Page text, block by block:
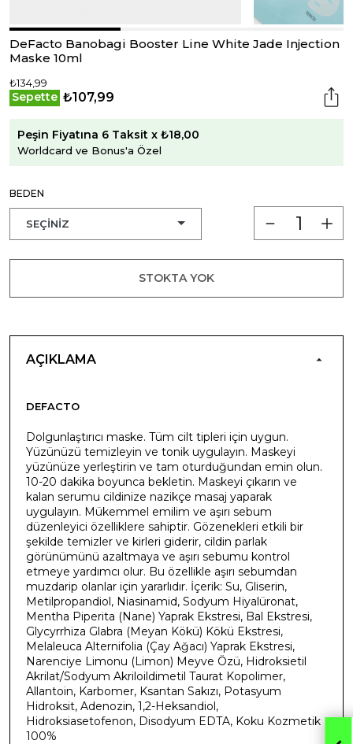
DeFacto Banobagi Booster Line White Jade Injection
Maske 10ml
₺134,99
Sepette ₺107,99
Peşin Fiyatına 6 Taksit x ₺18,00
Worldcard ve Bonus'a Özel
BEDEN
STOKTA YOK
AÇIKLAMA
DEFACTO
Dolgunlaştırıcı maske. Tüm cilt tipleri için uygun.
Yüzünüzü temizleyin ve tonik uygulayın. Maskeyi
yüzünüze yerleştirin ve tam oturduğundan emin olun.
10-20 dakika boyunca bekletin. Maskeyi çıkarın ve
kalan serumu cildinize nazikçe masaj yaparak
uygulayın. Mükemmel emilim ve aşırı sebum
düzenleyici özelliklere sahiptir. Gözenekleri etkili bir
şekilde temizler ve kirleri giderir, cildin parlak
görünümünü azaltmaya ve aşırı sebumu kontrol
etmeye yardımcı olur. Bu özellikle aşırı sebumdan
muzdarip olanlar için yararlıdır. İçerik: Su, Gliserin,
Metilpropandiol, Niasinamid, Sodyum Hiyalüronat,
Mentha Piperita (Nane) Yaprak Ekstresi, Bal Ekstresi,
Glycyrrhiza Glabra (Meyan Kökü) Kökü Ekstresi,
Melaleuca Alternifolia (Çay Ağacı) Yaprak Ekstresi,
Narenciye Limonu (Limon) Meyve Özü, Hidroksietil
Akrilat/Sodyum Akriloildimetil Taurat Kopolimer,
Allantoin, Karbomer, Ksantan Sakızı, Potasyum
Hidroksit, Adenozin, 1,2-Heksandiol,
Hidroksiasetofenon, Disodyum EDTA, Koku Kozmetik
100%